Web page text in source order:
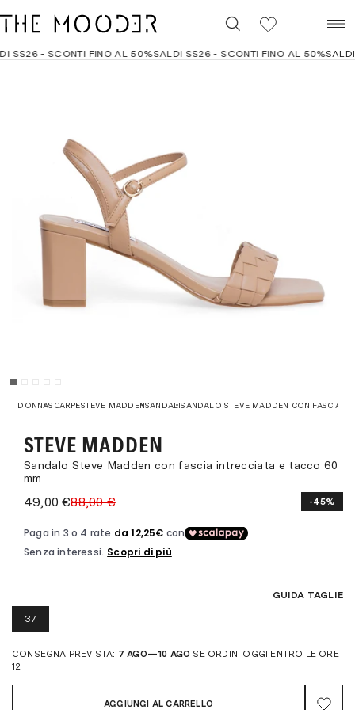
SS26 - SCONTI FINO AL 50%SALDI SS26 - SCONTI FINO AL 50%SALDI
DONNASCARPESTEVE MADDENSANDALISANDALO STEVE MADDEN CON FASCIA
STEVE MADDEN
Sandalo Steve Madden con fascia intrecciata e tacco 60
mm
49,00 €88,00 € -45%
GUIDA TAGLIE
37
CONSEGNA PREVISTA: 7 AGO—10 AGO SE ORDINI OGGI ENTRO LE ORE
12.
AGGIUNGI AL CARRELLO